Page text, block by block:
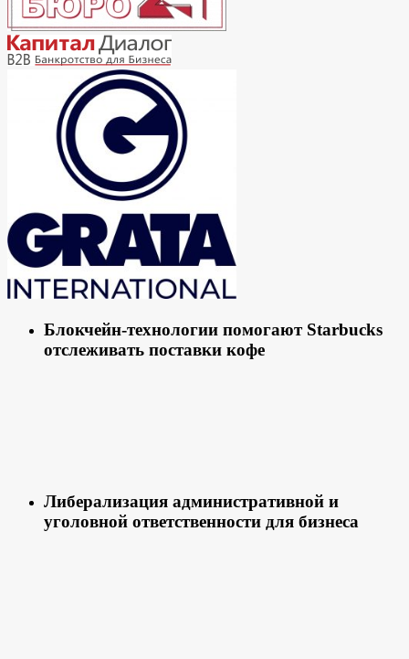
Блокчейн-технологии помогают Starbucks
отслеживать поставки кофе
Либерализация административной и
уголовной ответственности для бизнеса